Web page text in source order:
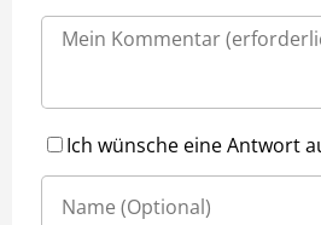
Ich wünsche eine Antwort